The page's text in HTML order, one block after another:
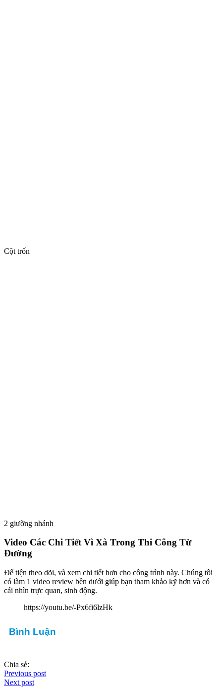
Cột trốn
2 giường nhánh
Video Các Chi Tiết Vì Xà Trong Thi Công Từ
Đường
Để tiện theo dõi, và xem chi tiết hơn cho công trình này. Chúng tôi
có làm 1 video review bên dưới giúp bạn tham khảo kỹ hơn và có
cái nhìn trực quan, sinh động.
https://youtu.be/-Px6fi6lzHk
Bình Luận
Chia sẻ:
Previous post
Next post